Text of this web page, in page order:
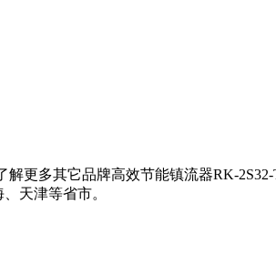
更多其它品牌高效节能镇流器RK-
天津等省市。